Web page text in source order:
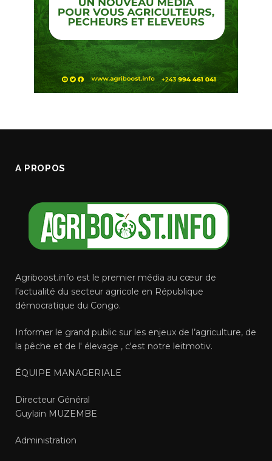
A PROPOS
Agriboost.info est le premier média au cœur de
l’actualité du secteur agricole en République
démocratique du Congo.
Informer le grand public sur les enjeux de l’agriculture, de
la pêche et de l' élevage , c'est notre leitmotiv.
ÉQUIPE MANAGERIALE
Directeur Général
Guylain MUZEMBE
Administration